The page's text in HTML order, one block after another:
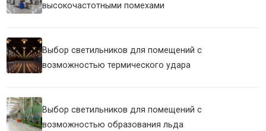
высокочастотными помехами
Выбор светильников для помещений с
возможностью термического удара
Выбор светильников для помещений с
возможностью образования льда